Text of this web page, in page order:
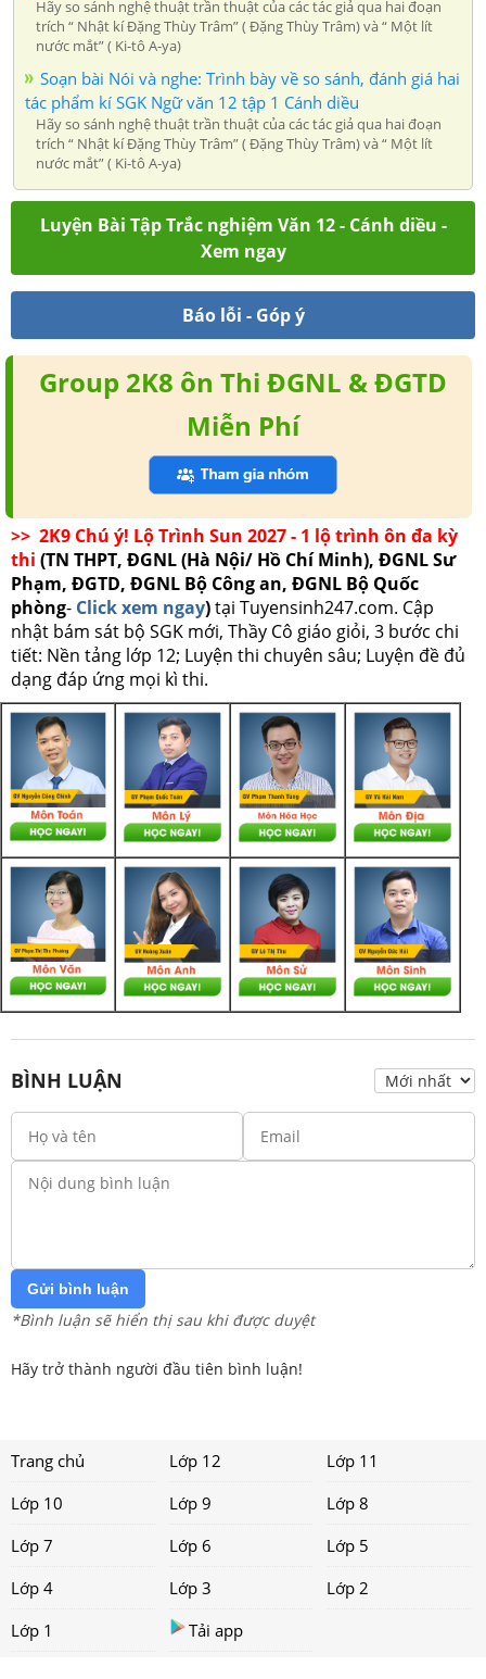
Hãy so sánh nghệ thuật trần thuật của các tác giả qua hai đoạn
trích “ Nhật kí Đặng Thùy Trâm” ( Đặng Thùy Trâm) và “ Một lít
nước mắt” ( Ki-tô A-ya)
Soạn bài Nói và nghe: Trình bày về so sánh, đánh giá hai
tác phẩm kí SGK Ngữ văn 12 tập 1 Cánh diều
Hãy so sánh nghệ thuật trần thuật của các tác giả qua hai đoạn
trích “ Nhật kí Đặng Thùy Trâm” ( Đặng Thùy Trâm) và “ Một lít
nước mắt” ( Ki-tô A-ya)
Luyện Bài Tập Trắc nghiệm Văn 12 - Cánh diều -
Xem ngay
Báo lỗi - Góp ý
Group 2K8 ôn Thi ĐGNL & ĐGTD
Miễn Phí
>> 2K9 Chú ý! Lộ Trình Sun 2027 - 1 lộ trình ôn đa kỳ
thi (TN THPT, ĐGNL (Hà Nội/ Hồ Chí Minh), ĐGNL Sư
Phạm, ĐGTD, ĐGNL Bộ Công an, ĐGNL Bộ Quốc
phòng- Click xem ngay)tại Tuyensinh247.com. Cập
nhật bám sát bộ SGK mới, Thầy Cô giáo giỏi, 3 bước chi
tiết: Nền tảng lớp 12; Luyện thi chuyên sâu; Luyện đề đủ
dạng đáp ứng mọi kì thi.
BÌNH LUẬN
Gửi bình luận
*Bình luận sẽ hiển thị sau khi được duyệt
Hãy trở thành người đầu tiên bình luận!
Trang chủ Lớp 12
Lớp 11
Lớp 10
Lớp 9
Lớp 8
Lớp 7
Lớp 6
Lớp 5
Lớp 4
Lớp 3
Lớp 2
Lớp 1
Tải app